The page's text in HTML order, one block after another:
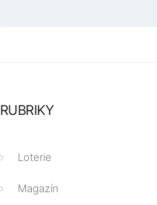
RUBRIKY
Loterie
Magazín